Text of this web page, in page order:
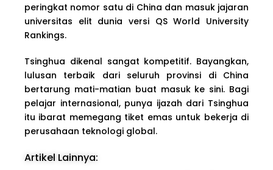
peringkat nomor satu di China dan masuk jajaran
universitas elit dunia versi QS World University
Rankings.
Tsinghua dikenal sangat kompetitif. Bayangkan,
lulusan terbaik dari seluruh provinsi di China
bertarung mati-matian buat masuk ke sini. Bagi
pelajar internasional, punya ijazah dari Tsinghua
itu ibarat memegang tiket emas untuk bekerja di
perusahaan teknologi global.
Artikel Lainnya: